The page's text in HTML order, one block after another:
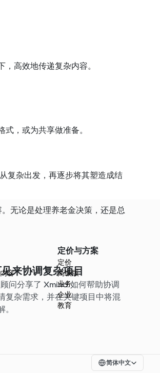
高效地传递复杂内容。
，或为共享做准备。
复杂出发，再逐步将其塑造成结
无论是处理养老金决策，还是总
来协调复杂项目
问分享了 Xmind 如何帮助协调
复杂需求，并在关键项目中将混
。
容
定价与方案
定价
高级版
业务
企业
教育
Select Language
简体中文